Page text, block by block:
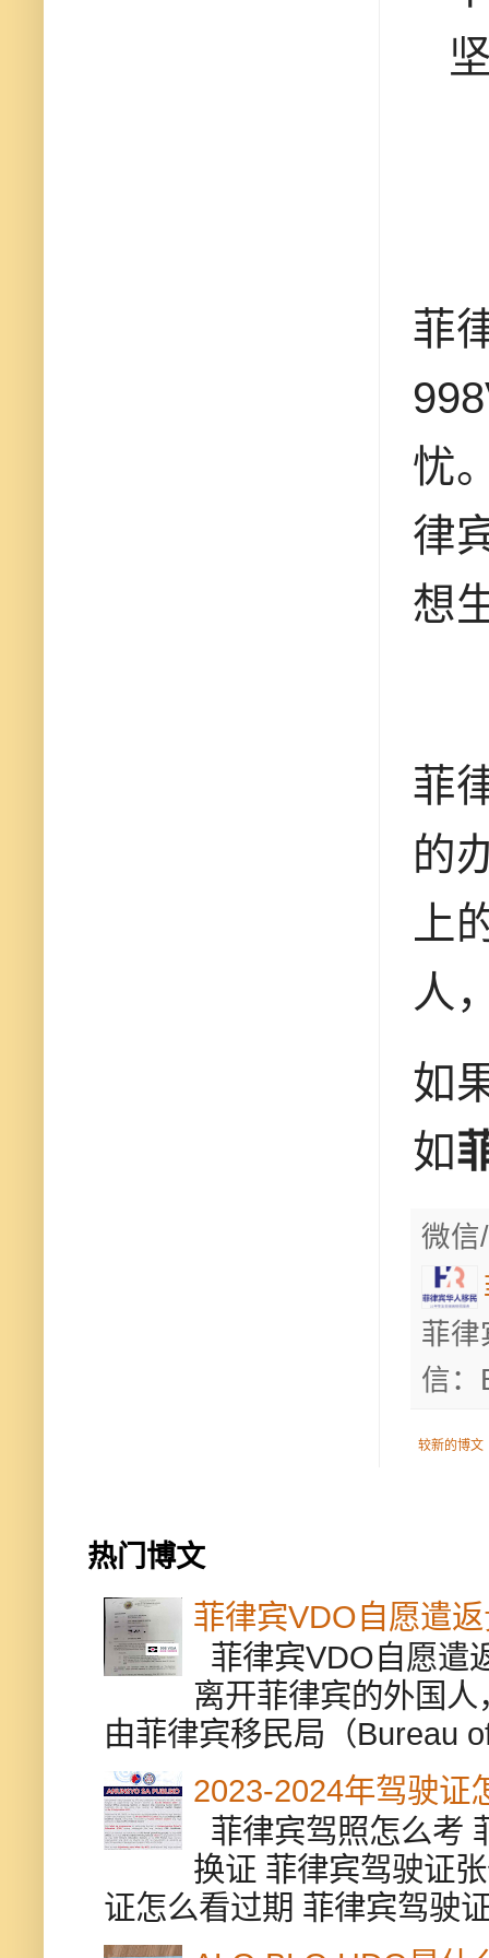
菲
忧
律
想
菲
的
上
人
如
如
微
菲律
信：
较新的博文
热门博文
菲律宾VDO自愿遣
菲律宾VDO自愿遣
离开菲律宾的外国
由菲律宾移民局（Bureau
2023-2024年驾驶证
菲律宾驾照怎么考
换证 菲律宾驾驶证
证怎么看过期 菲律宾驾驶